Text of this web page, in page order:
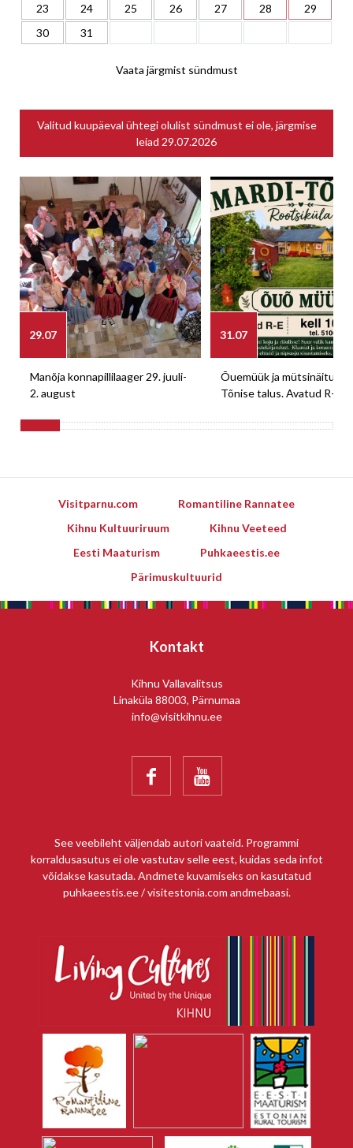
23
24 25 26 27 28
29
30
31
Vaata järgmist sündmust
Valitud kuupäeval ühtegi olulist sündmust ei ole, järgmise
leiad 29.07.2026
29.07
Manõja konnapillilaager 29. juuli-
2. august
31.07
Õuemüük ja mütsinäitus
Tõnise talus. Avatud R-E
Visitparnu.com
Romantiline Rannatee
Kihnu Kultuuriruum
Kihnu Veeteed
Eesti Maaturism
Puhkaeestis.ee
Pärimuskultuurid
Kontakt
Kihnu Vallavalitsus
Linaküla 88003, Pärnumaa
info@visitkihnu.ee
 
See veebileht väljendab autori vaateid. Programmi
korraldusasutus ei ole vastutav selle eest, kuidas seda infot
võidakse kasutada. Andmete kuvamiseks on kasutatud
puhkaeestis.ee / visitestonia.com andmebaasi.